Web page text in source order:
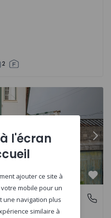
2
Coimbra
Coimbra
l'écran
ajouter ce site à
mobile pour un
une navigation plus
similaire à